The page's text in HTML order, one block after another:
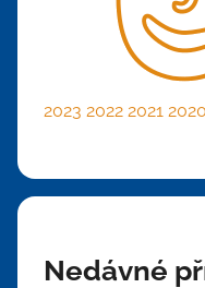
2023 2022 2021 2020
Nedávné